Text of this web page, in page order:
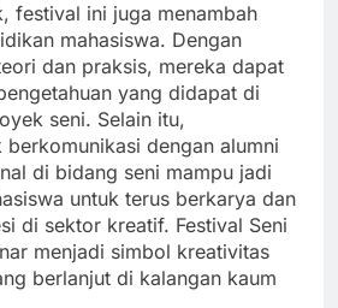
festival ini juga menambah
mahasiswa. Dengan
dan praksis, mereka dapat
yang didapat di
seni. Selain itu,
berkomunikasi dengan alumni
di bidang seni mampu jadi
untuk terus berkarya dan
di sektor kreatif. Festival Seni
menjadi simbol kreativitas
berlanjut di kalangan kaum